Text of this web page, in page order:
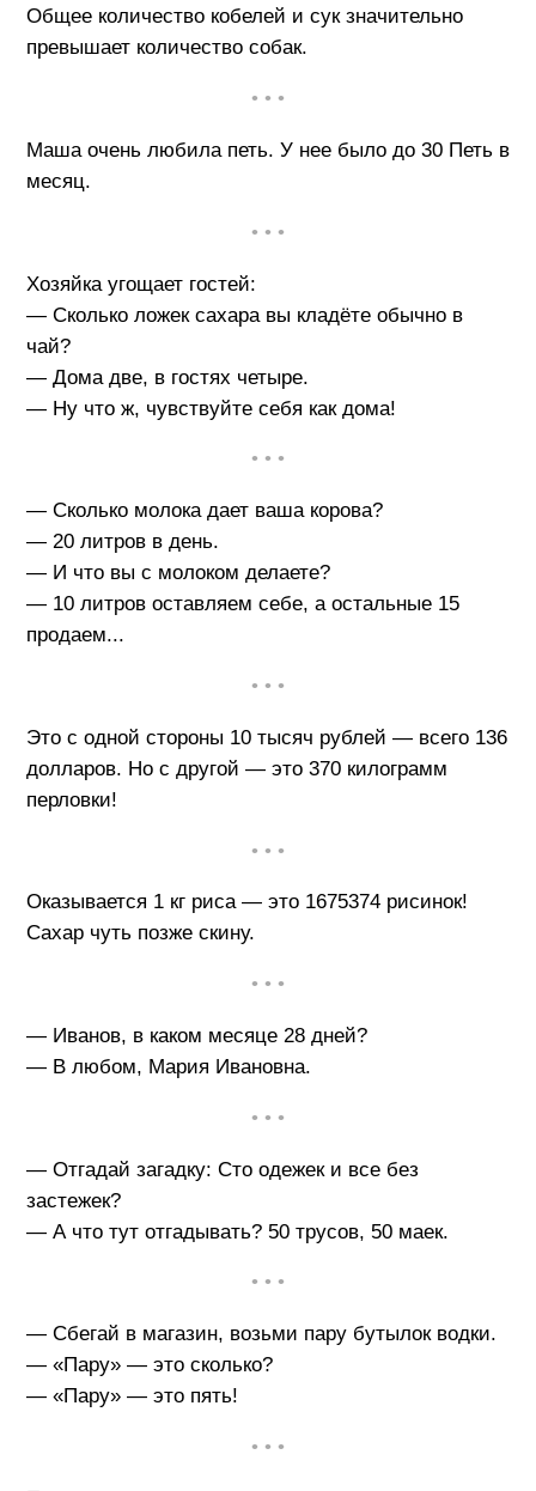
Общее количество кобелей и сук значительно
превышает количество собак.
• • •
Маша очень любила петь. У нее было до 30 Петь в
месяц.
• • •
Хозяйка угощает гостей:
— Сколько ложек сахара вы кладёте обычно в
чай?
— Дома две, в гостях четыре.
— Ну что ж, чувствуйте себя как дома!
• • •
— Сколько молока дает ваша корова?
— 20 литров в день.
— И что вы с молоком делаете?
— 10 литров оставляем себе, а остальные 15
продаем...
• • •
Это с одной стороны 10 тысяч рублей — всего 136
долларов. Но с другой — это 370 килограмм
перловки!
• • •
Оказывается 1 кг риса — это 1675374 рисинок!
Сахар чуть позже скину.
• • •
— Иванов, в каком месяце 28 дней?
— В любом, Мария Ивановна.
• • •
— Отгадай загадку: Сто одежек и все без
застежек?
— А что тут отгадывать? 50 трусов, 50 маек.
• • •
— Сбегай в магазин, возьми пару бутылок водки.
— «Пару» — это сколько?
— «Пару» — это пять!
• • •